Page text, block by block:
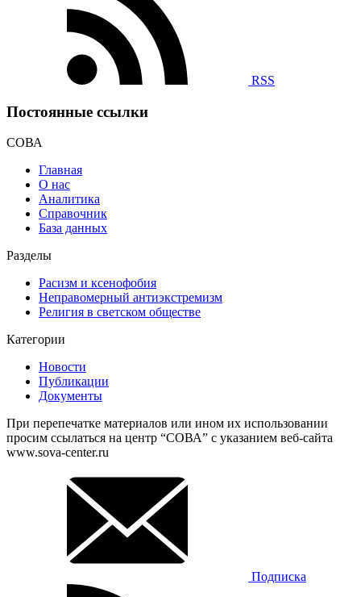
RSS
Постоянные ссылки
СОВА
Главная
О нас
Аналитика
Справочник
База данных
Разделы
Расизм и ксенофобия
Неправомерный антиэкстремизм
Религия в светском обществе
Категории
Новости
Публикации
Документы
При перепечатке материалов или ином их использовании
просим ссылаться на центр “СОВА” с указанием веб-сайта
www.sova-center.ru
Подписка